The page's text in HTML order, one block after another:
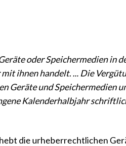
oder Speichermedien in
ihnen handelt. ... Die
Geräte und Speichermedien
Kalenderhalbjahr
die urheberrechtlichen